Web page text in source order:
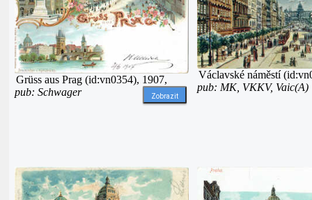
Grüss aus Prag (id:vn0354), 1907,
pub: Schwager
Zobrazit
Václavské náměstí
pub: MK, VKKV, Vaic(A)